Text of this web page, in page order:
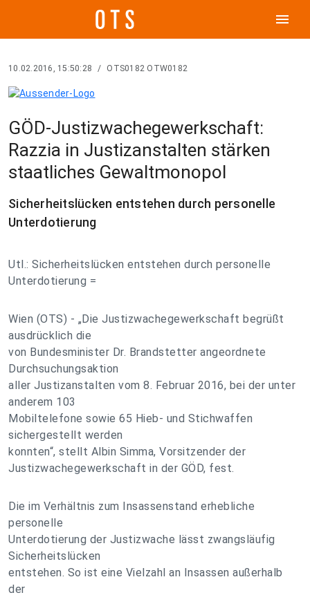
menu
10.02.2016, 15:50:28 / OTS0182 OTW0182
GÖD-Justizwachegewerkschaft:
Razzia in Justizanstalten stärken
staatliches Gewaltmonopol
Sicherheitslücken entstehen durch personelle
Unterdotierung
Utl.: Sicherheitslücken entstehen durch personelle
Unterdotierung =
Wien (OTS) - „Die Justizwachegewerkschaft begrüßt
ausdrücklich die
von Bundesminister Dr. Brandstetter angeordnete
Durchsuchungsaktion
aller Justizanstalten vom 8. Februar 2016, bei der unter
anderem 103
Mobiltelefone sowie 65 Hieb- und Stichwaffen
sichergestellt werden
konnten“, stellt Albin Simma, Vorsitzender der
Justizwachegewerkschaft in der GÖD, fest.
Die im Verhältnis zum Insassenstand erhebliche
personelle
Unterdotierung der Justizwache lässt zwangsläufig
Sicherheitslücken
entstehen. So ist eine Vielzahl an Insassen außerhalb
der